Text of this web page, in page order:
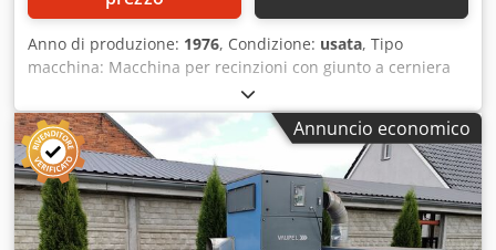
Anno di produzione: 1976, Condizione: usata, Tipo
macchina: Macchina per recinzioni con giunto a cerniera
Marca: WAFIOS Modello: HJGM Anno di costruzione: 1976
Gamma diametro filo: 2,0-3,0 mm Larghezza di lavoro: 2000
mm Chodpfx Alew Rq Avo Tea Distanza verticale tra i fili:
150 mm
Annuncio economico